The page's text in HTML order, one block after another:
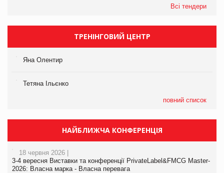
Всі тендери
ТРЕНІНГОВИЙ ЦЕНТР
Яна Олентир
Тетяна Ільєнко
повний список
НАЙБЛИЖЧА КОНФЕРЕНЦІЯ
18 червня 2026 |
3-4 вересня Виставки та конференції PrivateLabel&FMCG Master-
2026: Власна марка - Власна перевага